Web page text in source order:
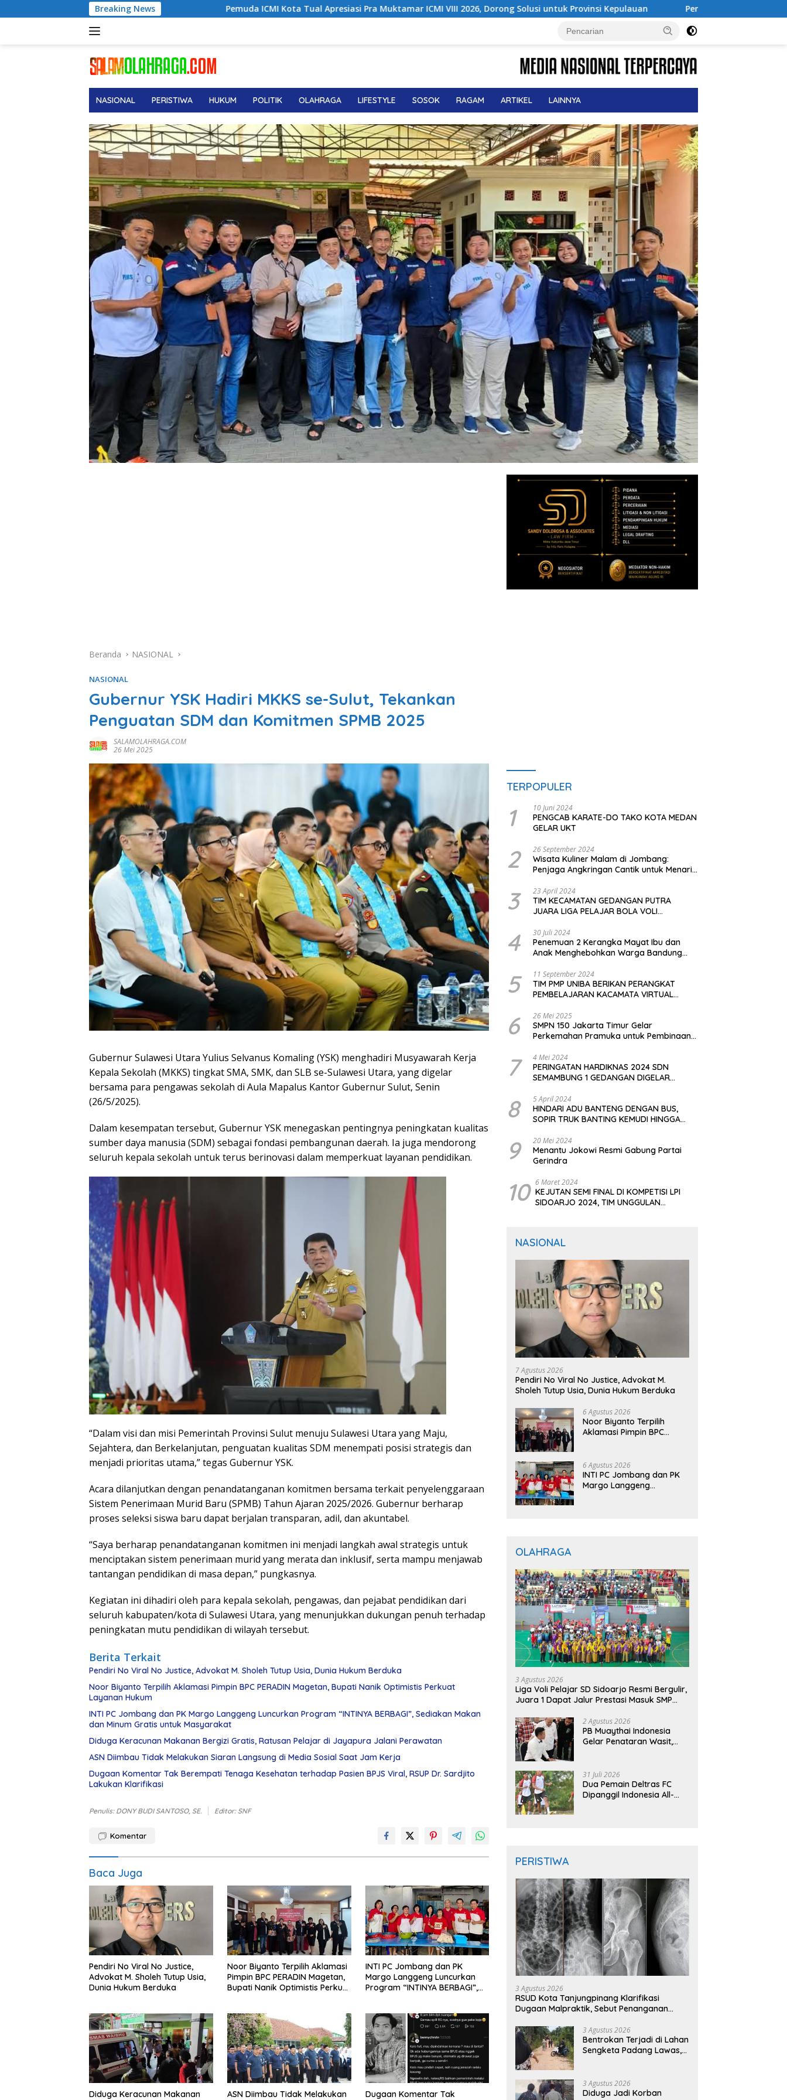
ke
Breaking News
Pemuda ICMI Kota Tual Apresiasi Pra Muktamar ICMI VIII 2026, Dorong Solusi untuk Provinsi Kepulauan Pendiri No Viral No Justice, Advokat M. Sholeh Tutup Usia,
NASIONAL PERISTIWA HUKUM POLITIK OLAHRAGA LIFESTYLE SOSOK RAGAM ARTIKEL LAINNYA
Beranda NASIONAL
NASIONAL
Gubernur YSK Hadiri MKKS se-Sulut, Tekankan
Penguatan SDM dan Komitmen SPMB 2025
SALAMOLAHRAGA.COM
26 Mei 2025
Gubernur Sulawesi Utara Yulius Selvanus Komaling (YSK) menghadiri Musyawarah Kerja
Kepala Sekolah (MKKS) tingkat SMA, SMK, dan SLB se-Sulawesi Utara, yang digelar
bersama para pengawas sekolah di Aula Mapalus Kantor Gubernur Sulut, Senin
(26/5/2025).
Dalam kesempatan tersebut, Gubernur YSK menegaskan pentingnya peningkatan kualitas
sumber daya manusia (SDM) sebagai fondasi pembangunan daerah. Ia juga mendorong
seluruh kepala sekolah untuk terus berinovasi dalam memperkuat layanan pendidikan.
“Dalam visi dan misi Pemerintah Provinsi Sulut menuju Sulawesi Utara yang Maju,
Sejahtera, dan Berkelanjutan, penguatan kualitas SDM menempati posisi strategis dan
menjadi prioritas utama,” tegas Gubernur YSK.
Acara dilanjutkan dengan penandatanganan komitmen bersama terkait penyelenggaraan
Sistem Penerimaan Murid Baru (SPMB) Tahun Ajaran 2025/2026. Gubernur berharap
proses seleksi siswa baru dapat berjalan transparan, adil, dan akuntabel.
“Saya berharap penandatanganan komitmen ini menjadi langkah awal strategis untuk
menciptakan sistem penerimaan murid yang merata dan inklusif, serta mampu menjawab
tantangan pendidikan di masa depan,” pungkasnya.
Kegiatan ini dihadiri oleh para kepala sekolah, pengawas, dan pejabat pendidikan dari
seluruh kabupaten/kota di Sulawesi Utara, yang menunjukkan dukungan penuh terhadap
peningkatan mutu pendidikan di wilayah tersebut.
Berita Terkait
Pendiri No Viral No Justice, Advokat M. Sholeh Tutup Usia, Dunia Hukum Berduka
Noor Biyanto Terpilih Aklamasi Pimpin BPC PERADIN Magetan, Bupati Nanik Optimistis Perkuat
Layanan Hukum
INTI PC Jombang dan PK Margo Langgeng Luncurkan Program “INTINYA BERBAGI”, Sediakan Makan
dan Minum Gratis untuk Masyarakat
Diduga Keracunan Makanan Bergizi Gratis, Ratusan Pelajar di Jayapura Jalani Perawatan
ASN Diimbau Tidak Melakukan Siaran Langsung di Media Sosial Saat Jam Kerja
Dugaan Komentar Tak Berempati Tenaga Kesehatan terhadap Pasien BPJS Viral, RSUP Dr. Sardjito
Lakukan Klarifikasi
Penulis: DONY BUDI SANTOSO, SE. Editor: SNF
Komentar
Baca Juga
Pendiri No Viral No Justice,
Advokat M. Sholeh Tutup Usia,
Dunia Hukum Berduka
Noor Biyanto Terpilih Aklamasi
Pimpin BPC PERADIN Magetan,
Bupati Nanik Optimistis Perkuat
INTI PC Jombang dan PK
Margo Langgeng Luncurkan
Program “INTINYA BERBAGI”,
Diduga Keracunan Makanan
ASN Diimbau Tidak Melakukan
Dugaan Komentar Tak
TERPOPULER
1 10 Juni 2024
PENGCAB KARATE-DO TAKO KOTA MEDAN
GELAR UKT
2 26 September 2024
Wisata Kuliner Malam di Jombang:
Penjaga Angkringan Cantik untuk Menarik
3 23 April 2024
TIM KECAMATAN GEDANGAN PUTRA
JUARA LIGA PELAJAR BOLA VOLI
4 30 Juli 2024
Penemuan 2 Kerangka Mayat Ibu dan
Anak Menghebohkan Warga Bandung
5 11 September 2024
TIM PMP UNIBA BERIKAN PERANGKAT
PEMBELAJARAN KACAMATA VIRTUAL
SERANG
6 26 Mei 2025
SMPN 150 Jakarta Timur Gelar
Perkemahan Pramuka untuk Pembinaan
7 4 Mei 2024
PERINGATAN HARDIKNAS 2024 SDN
SEMAMBUNG 1 GEDANGAN DIGELAR
8 5 April 2024
HINDARI ADU BANTENG DENGAN BUS,
SOPIR TRUK BANTING KEMUDI HINGGA
9 20 Mei 2024
Menantu Jokowi Resmi Gabung Partai
Gerindra
10 6 Maret 2024
KEJUTAN SEMI FINAL DI KOMPETISI LPI
SIDOARJO 2024, TIM UNGGULAN
NASIONAL
7 Agustus 2026
Pendiri No Viral No Justice, Advokat M.
Sholeh Tutup Usia, Dunia Hukum Berduka
6 Agustus 2026
Noor Biyanto Terpilih
Aklamasi Pimpin BPC
Layanan Hukum
6 Agustus 2026
INTI PC Jombang dan PK
Margo Langgeng
OLAHRAGA
3 Agustus 2026
Liga Voli Pelajar SD Sidoarjo Resmi Bergulir,
Juara 1 Dapat Jalur Prestasi Masuk SMP
2 Agustus 2026
PB Muaythai Indonesia
Gelar Penataran Wasit,
31 Juli 2026
Dua Pemain Deltras FC
Dipanggil Indonesia All-
PERISTIWA
3 Agustus 2026
RSUD Kota Tanjungpinang Klarifikasi
Dugaan Malpraktik, Sebut Penanganan
3 Agustus 2026
Bentrokan Terjadi di Lahan
Sengketa Padang Lawas,
Diancam Oknum DPRD
3 Agustus 2026
Diduga Jadi Korban